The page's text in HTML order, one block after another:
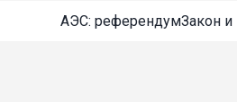
АЭС: референдумЗакон и